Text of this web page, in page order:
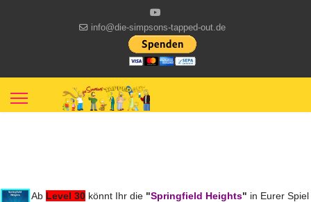
info@die-simpsons-tapped-out.de
Ab Level 30 könnt Ihr die "Springfield Heights" in Eurer Spiel